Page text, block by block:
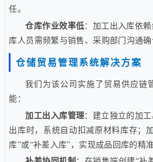
任。
仓库作业效率低：加工出入库依
库人员需频繁与销售、采购部门沟通确
仓储贸易管理系统解决方案
我们为该公司实施了贸易供应链
能：
加工出入库管理：建立独立的加
出库时，系统自动扣减原材料库存；
库”或“补差入库”，实现成品回库的精准